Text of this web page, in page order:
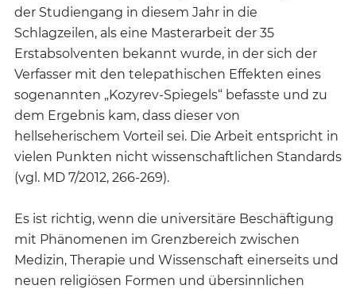
der Studiengang in diesem Jahr in die
Schlagzeilen, als eine Masterarbeit der 35
Erstabsolventen bekannt wurde, in der sich der
Verfasser mit den telepathischen Effekten eines
sogenannten „Kozyrev-Spiegels“ befasste und zu
dem Ergebnis kam, dass dieser von
hellseherischem Vorteil sei. Die Arbeit entspricht in
vielen Punkten nicht wissenschaftlichen Standards
(vgl. MD 7/2012, 266-269).
Es ist richtig, wenn die universitäre Beschäftigung
mit Phänomenen im Grenzbereich zwischen
Medizin, Therapie und Wissenschaft einerseits und
neuen religiösen Formen und übersinnlichen